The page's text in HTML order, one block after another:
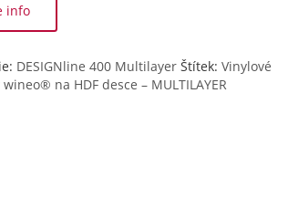
info
DESIGNline 400 Multilayer Štítek: Vinylové
na HDF desce – MULTILAYER